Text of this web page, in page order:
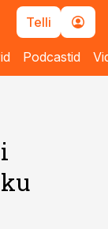
Telli
Podcastid